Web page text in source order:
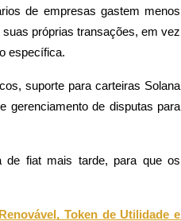
de empresas gastem menos
próprias transações, em vez
específica.
suporte para carteiras Solana
gerenciamento de disputas para
de fiat mais tarde, para que os
Token de Utilidade e